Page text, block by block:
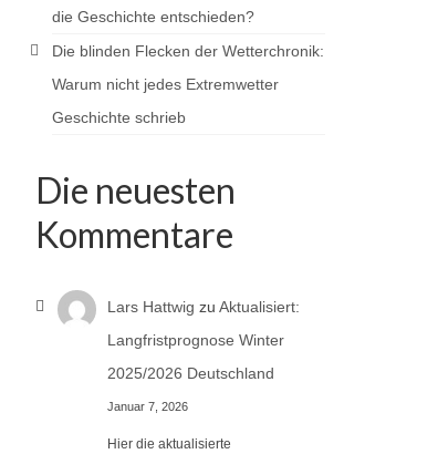
die Geschichte entschieden?
Die blinden Flecken der Wetterchronik:
Warum nicht jedes Extremwetter
Geschichte schrieb
Die neuesten
Kommentare
Lars Hattwig zu Aktualisiert:
Langfristprognose Winter
2025/2026 Deutschland
Januar 7, 2026
Hier die aktualisierte